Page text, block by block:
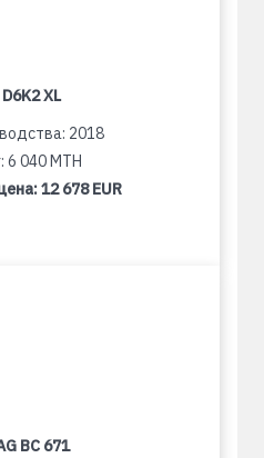
D6K2 XL
2018
6 040 MTH
12 678 EUR
BC 671